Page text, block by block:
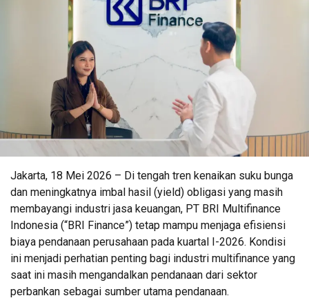
Jakarta, 18 Mei 2026 – Di tengah tren kenaikan suku bunga
dan meningkatnya imbal hasil (yield) obligasi yang masih
membayangi industri jasa keuangan, PT BRI Multifinance
Indonesia (“BRI Finance”) tetap mampu menjaga efisiensi
biaya pendanaan perusahaan pada kuartal I-2026. Kondisi
ini menjadi perhatian penting bagi industri multifinance yang
saat ini masih mengandalkan pendanaan dari sektor
perbankan sebagai sumber utama pendanaan.